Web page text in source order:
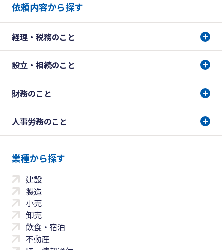
依頼内容から探す
経理・税務のこと
設立・相続のこと
財務のこと
人事労務のこと
業種から探す
建設
製造
小売
卸売
飲食・宿泊
不動産